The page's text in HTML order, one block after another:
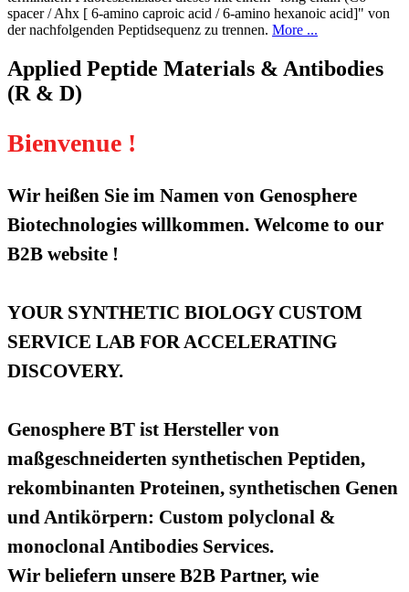
spacer / Ahx [ 6-amino caproic acid / 6-amino hexanoic acid]" von
der nachfolgenden Peptidsequenz zu trennen. More ...
Applied Peptide Materials & Antibodies
(R & D)
Bienvenue !
Wir heißen Sie im Namen von Genosphere
Biotechnologies willkommen. Welcome to our
B2B website !
YOUR SYNTHETIC BIOLOGY CUSTOM
SERVICE LAB FOR ACCELERATING
DISCOVERY.
Genosphere BT ist Hersteller von
maßgeschneiderten synthetischen Peptiden,
rekombinanten Proteinen, synthetischen Genen
und Antikörpern: Custom polyclonal &
monoclonal Antibodies Services.
Wir beliefern unsere B2B Partner, wie